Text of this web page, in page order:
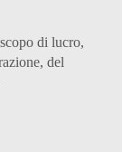
di lucro,
del